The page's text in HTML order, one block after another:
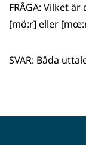
WhatsAppFacebook
FRÅGA: Vilket
[mö:r] eller
SVAR: Båda